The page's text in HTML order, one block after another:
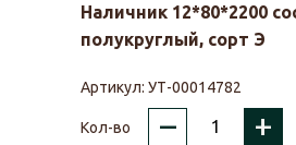
Наличник 12*80*2200
полукруглый, сорт Э
Артикул:УТ-00014782
Кол-во – +